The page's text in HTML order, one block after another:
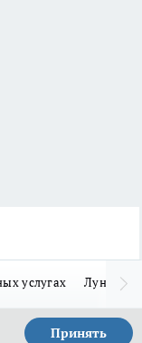
услугах Лунно-
Принять